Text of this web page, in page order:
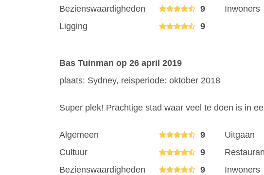
Bezienswaardigheden
9 Inwoners
Ligging
9
Bas Tuinman op 26 april 2019
plaats: Sydney, reisperiode: oktober 2018
Super plek! Prachtige stad waar veel te doen is in
Algemeen 9 Uitgaan
Cultuur
9
Bezienswaardigheden
9 Inwoners